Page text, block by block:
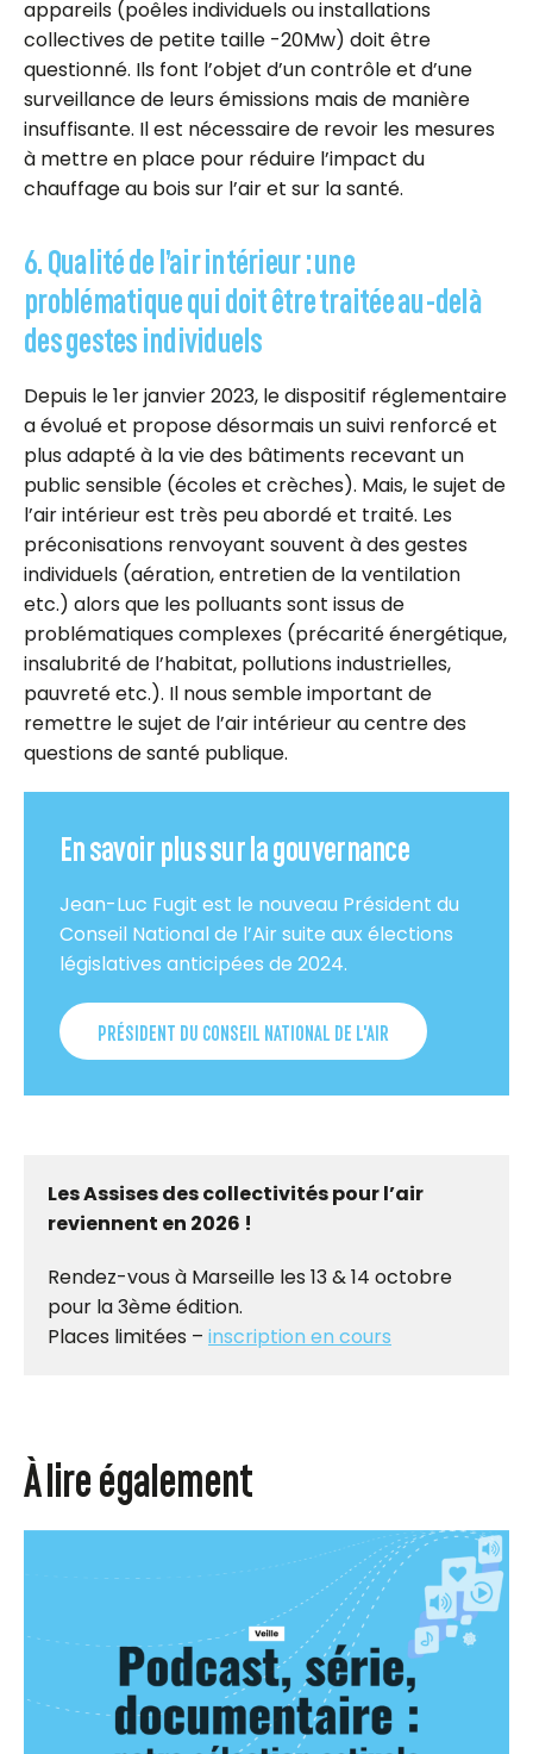
appareils (poêles individuels ou installations
collectives de petite taille -20Mw) doit être
questionné. Ils font l’objet d’un contrôle et d’une
surveillance de leurs émissions mais de manière
insuffisante. Il est nécessaire de revoir les mesures
à mettre en place pour réduire l’impact du
chauffage au bois sur l’air et sur la santé.
6. Qualité de l’air intérieur : une
problématique qui doit être traitée au-delà
des gestes individuels
Depuis le 1er janvier 2023, le dispositif réglementaire
a évolué et propose désormais un suivi renforcé et
plus adapté à la vie des bâtiments recevant un
public sensible (écoles et crèches). Mais, le sujet de
l’air intérieur est très peu abordé et traité. Les
préconisations renvoyant souvent à des gestes
individuels (aération, entretien de la ventilation
etc.) alors que les polluants sont issus de
problématiques complexes (précarité énergétique,
insalubrité de l’habitat, pollutions industrielles,
pauvreté etc.). Il nous semble important de
remettre le sujet de l’air intérieur au centre des
questions de santé publique.
En savoir plus sur la gouvernance
Jean-Luc Fugit est le nouveau Président du
Conseil National de l’Air suite aux élections
législatives anticipées de 2024.
PRÉSIDENT DU CONSEIL NATIONAL DE L'AIR
Les Assises des collectivités pour l’air
reviennent en 2026 !
Rendez-vous à Marseille les 13 & 14 octobre
pour la 3ème édition.
Places limitées – inscription en cours
À lire également